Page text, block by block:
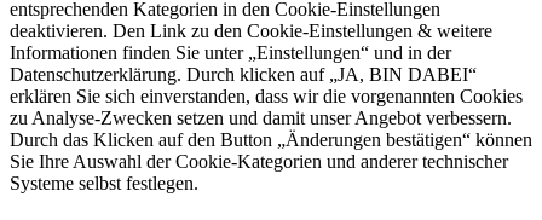
entsprechenden Kategorien in den Cookie-Einstellungen
deaktivieren. Den Link zu den Cookie-Einstellungen & weitere
Informationen finden Sie unter „Einstellungen“ und in der
Datenschutzerklärung. Durch klicken auf „JA, BIN DABEI“
erklären Sie sich einverstanden, dass wir die vorgenannten Cookies
zu Analyse-Zwecken setzen und damit unser Angebot verbessern.
Durch das Klicken auf den Button „Änderungen bestätigen“ können
Sie Ihre Auswahl der Cookie-Kategorien und anderer technischer
Systeme selbst festlegen.